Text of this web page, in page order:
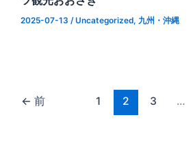
2025-07-13 /Uncategorized, 九州・沖縄
← 前 1 2 3 …